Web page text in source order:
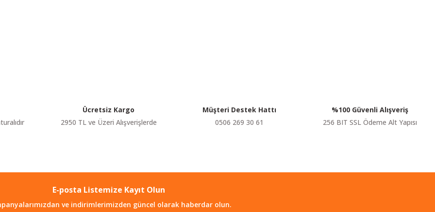
Gönder
Ücretsiz Kargo
2950 TL ve Üzeri Alışverişlerde
Müşteri Destek Hattı
0506 269 30 61
%100 Güvenli Alışveriş
256 BIT SSL Ödeme Alt Yapısı
E-posta Listemize Kayıt Olun
ve indirimlerimizden güncel olarak haberdar olun.